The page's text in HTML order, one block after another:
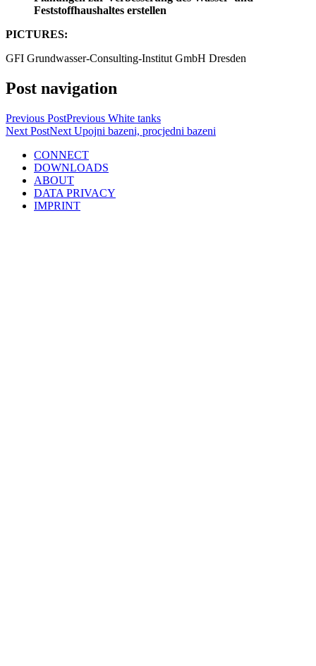
Feststoffhaushaltes erstellen
PICTURES:
GFI Grundwasser-Consulting-Institut GmbH Dresden
Post navigation
Previous PostPrevious White tanks
Next PostNext Upojni bazeni, procjedni bazeni
CONNECT
DOWNLOADS
ABOUT
DATA PRIVACY
IMPRINT